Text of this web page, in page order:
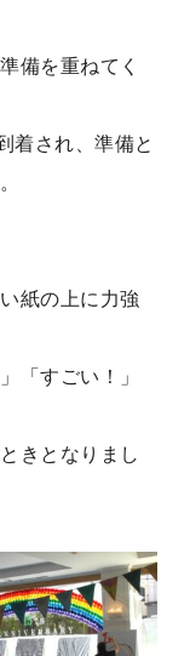
備を重ねてく
着され、準備と
紙の上に力強
「すごい！」
きとなりまし